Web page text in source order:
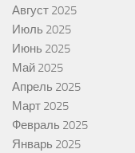
Август 2025
Июль 2025
Июнь 2025
Май 2025
Апрель 2025
Март 2025
Февраль 2025
Январь 2025